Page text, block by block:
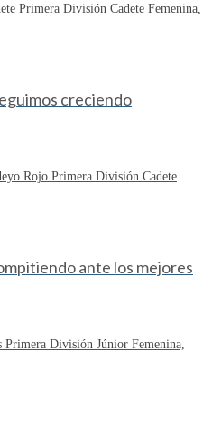
Primera División Cadete Femenina,
creciendo
Rojo Primera División Cadete
ante los mejores
División Júnior Femenina,